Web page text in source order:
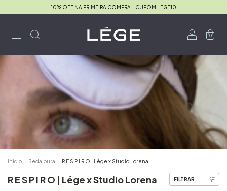
10% OFF NA PRIMEIRA COMPRA - CUPOM LEGE10
0
Início Seda pura R E S P I R O | Lége x Studio Lorena
R E S P I R O | Lége x Studio Lorena FILTRAR